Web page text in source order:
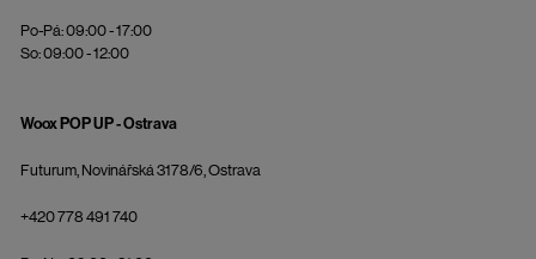
Po-Pá: 09:00 - 17:00
So: 09:00 - 12:00
Woox POP UP - Ostrava
Futurum, Novinářská 3178/6, Ostrava
+420 778 491 740